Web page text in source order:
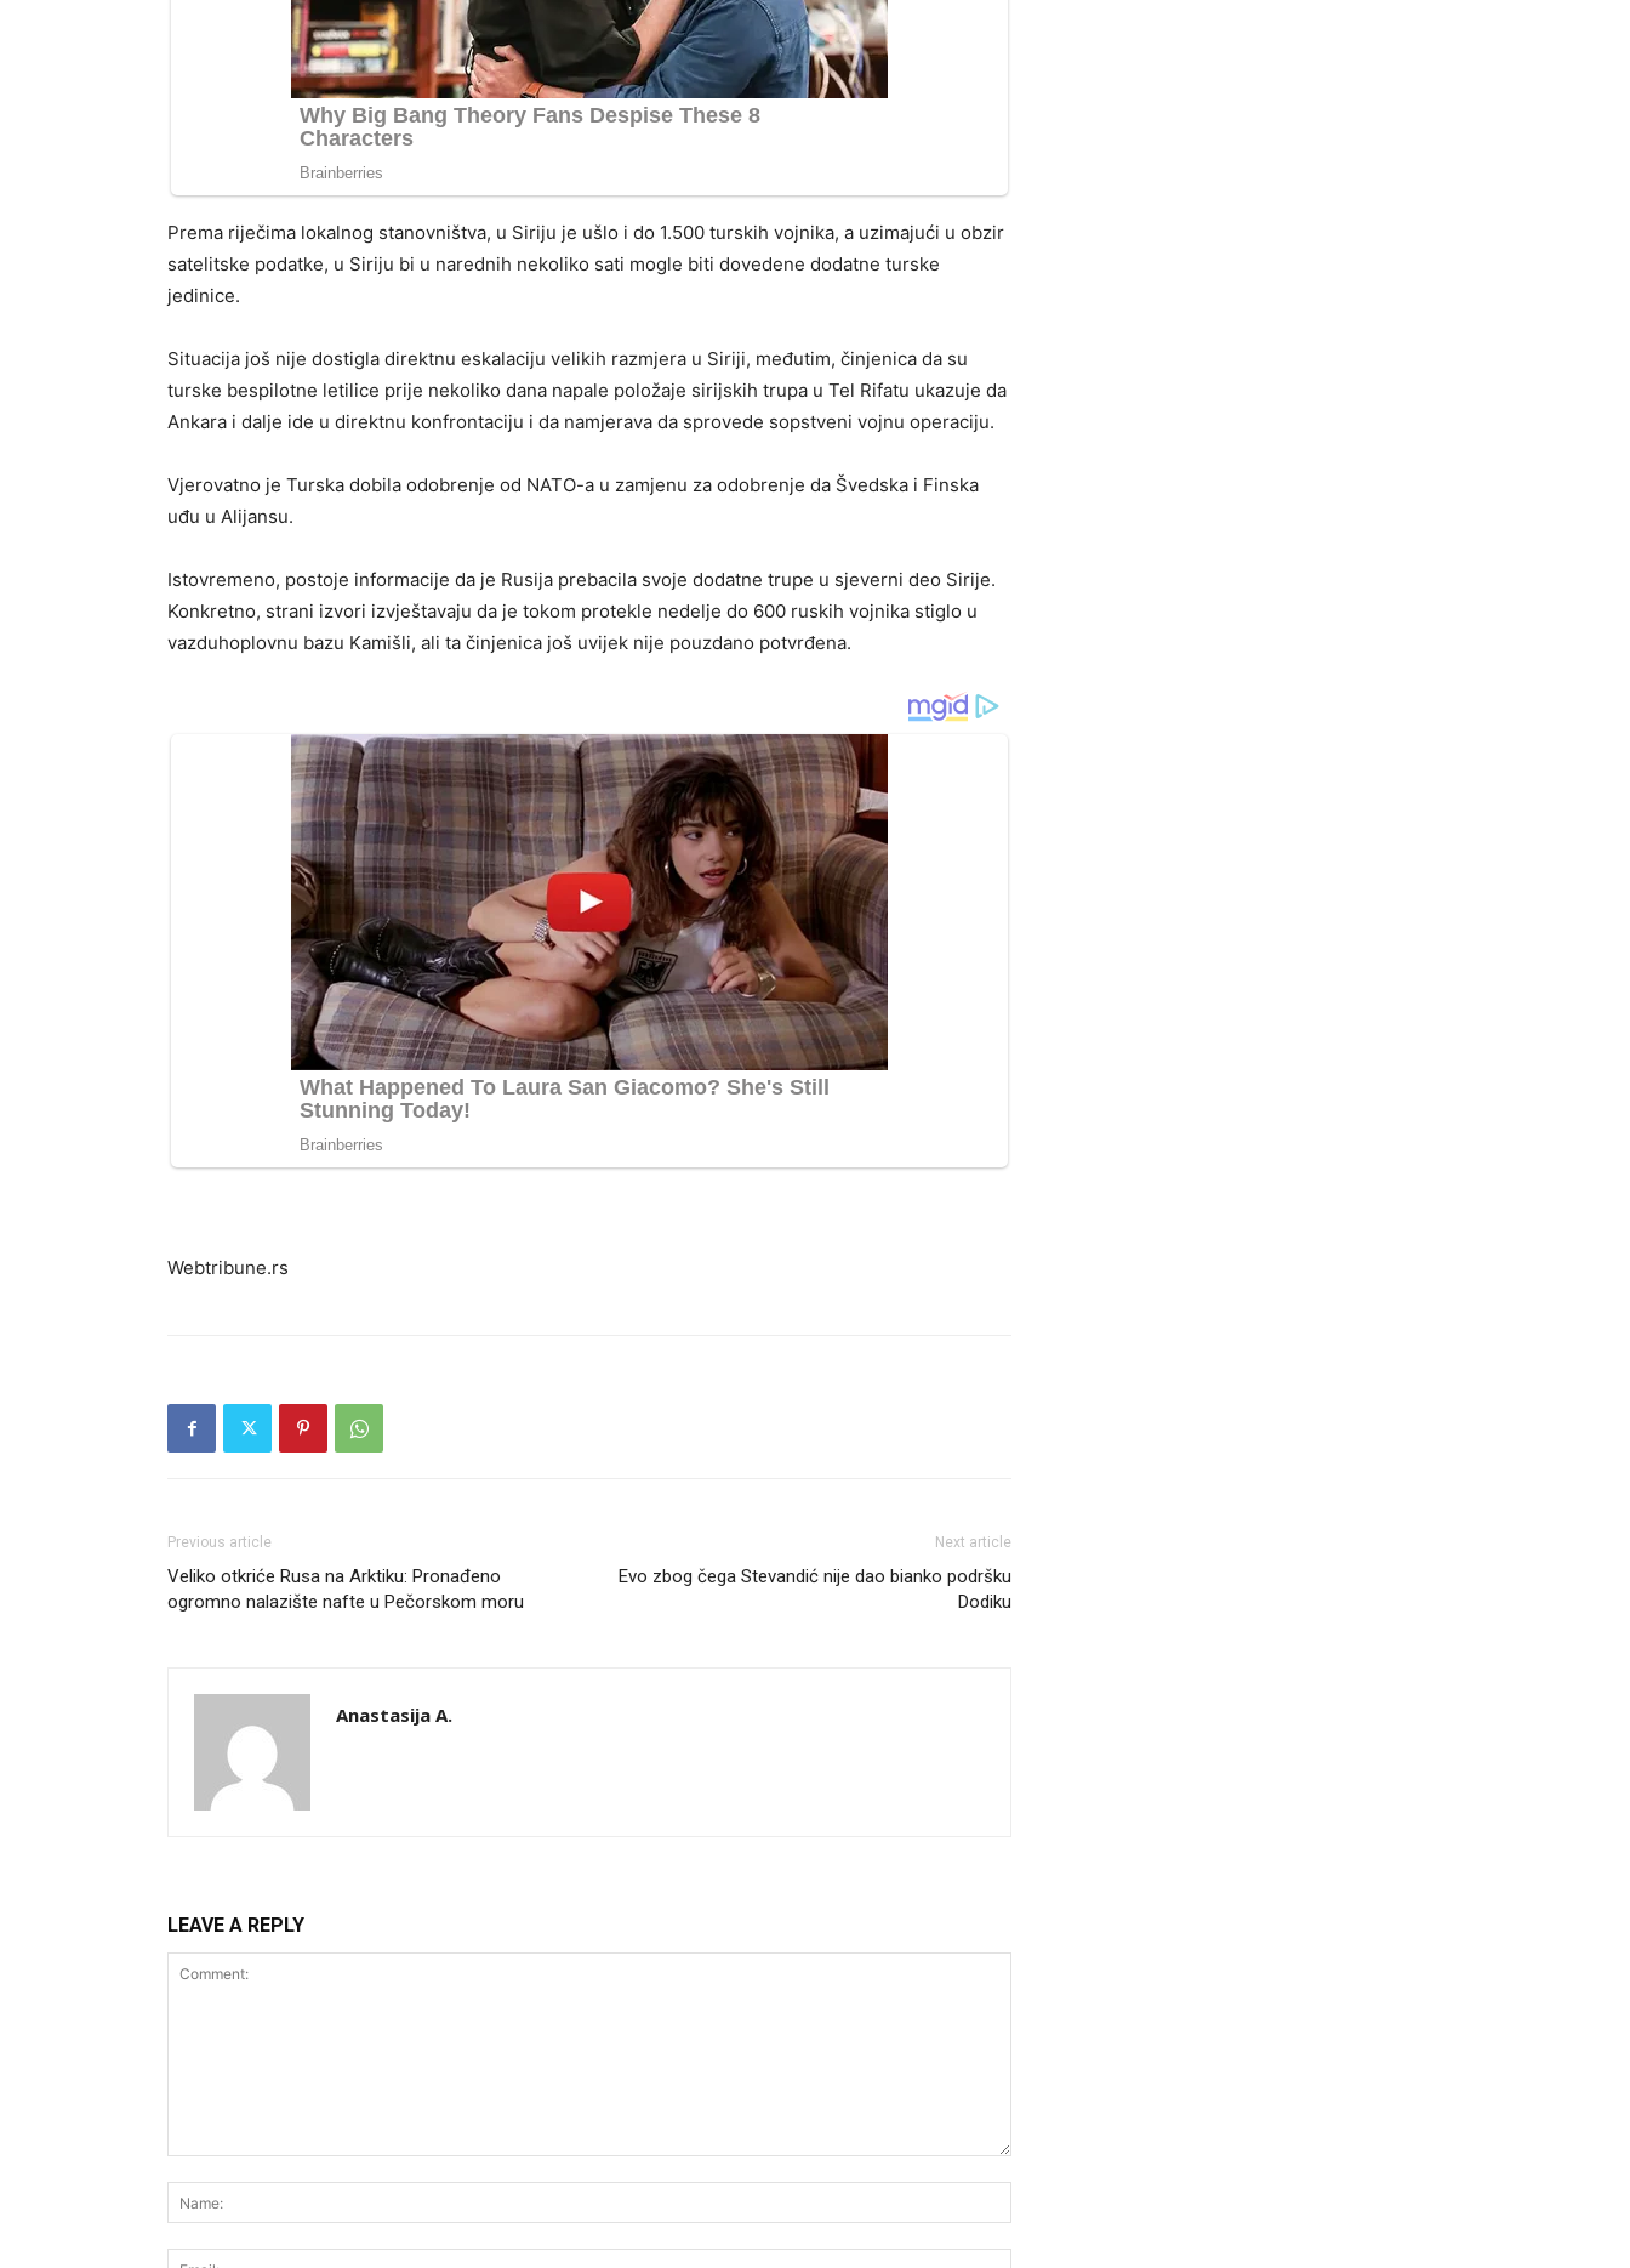
Prema riječima lokalnog stanovništva, u Siriju je ušlo i do 1.500 turskih vojnika, a uzimajući u obzir
satelitske podatke, u Siriju bi u narednih nekoliko sati mogle biti dovedene dodatne turske
jedinice.
Situacija još nije dostigla direktnu eskalaciju velikih razmjera u Siriji, međutim, činjenica da su
turske bespilotne letilice prije nekoliko dana napale položaje sirijskih trupa u Tel Rifatu ukazuje da
Ankara i dalje ide u direktnu konfrontaciju i da namjerava da sprovede sopstveni vojnu operaciju.
Vjerovatno je Turska dobila odobrenje od NATO-a u zamjenu za odobrenje da Švedska i Finska
uđu u Alijansu.
Istovremeno, postoje informacije da je Rusija prebacila svoje dodatne trupe u sjeverni deo Sirije.
Konkretno, strani izvori izvještavaju da je tokom protekle nedelje do 600 ruskih vojnika stiglo u
vazduhoplovnu bazu Kamišli, ali ta činjenica još uvijek nije pouzdano potvrđena.
Webtribune.rs
Previous article
Veliko otkriće Rusa na Arktiku: Pronađeno
ogromno nalazište nafte u Pečorskom moru
Next article
Evo zbog čega Stevandić nije dao bianko podršku
Dodiku
Anastasija A.
LEAVE A REPLY